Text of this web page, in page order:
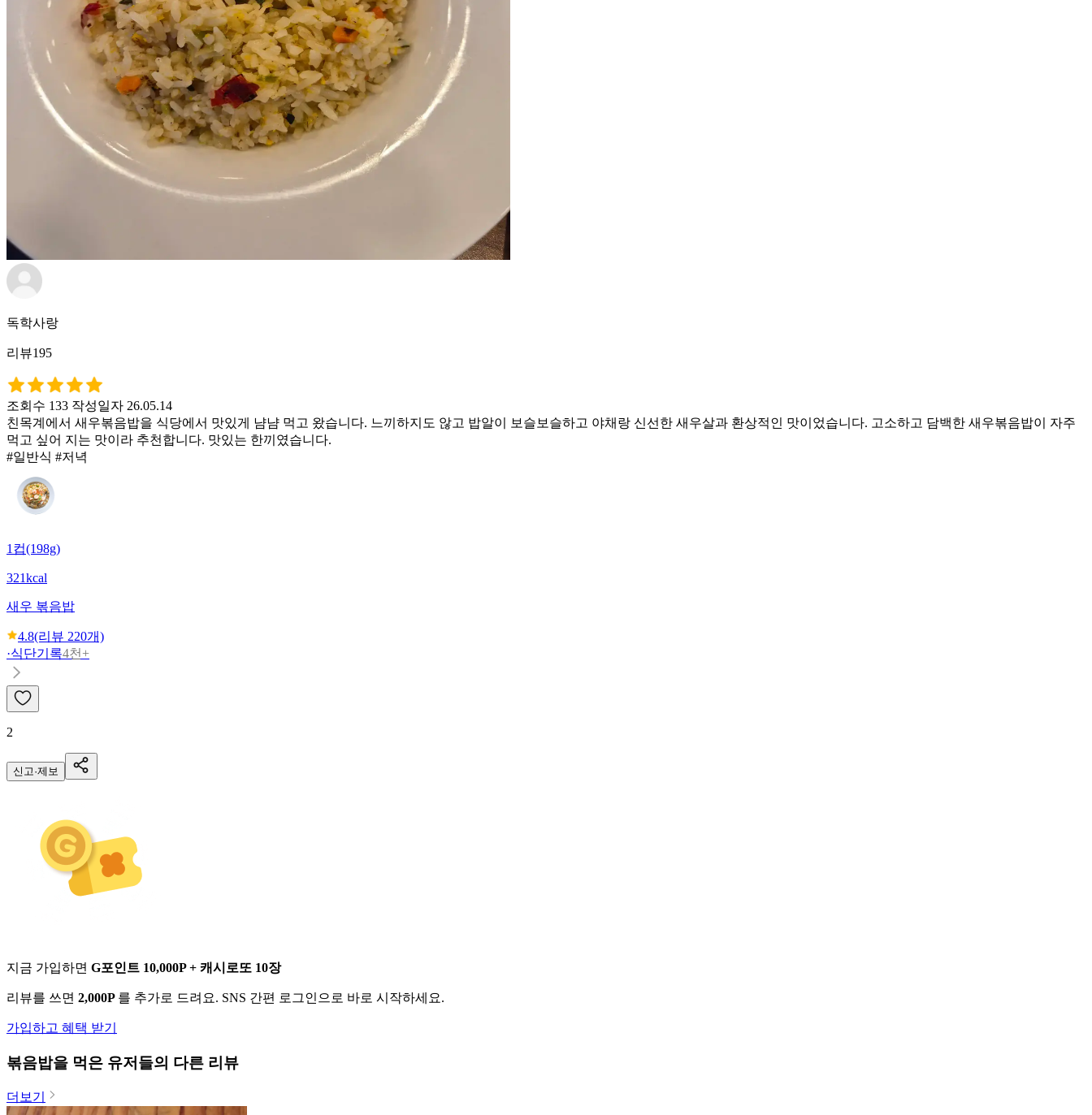
독학사랑
리뷰195
조회수 133 작성일자 26.05.14
친목계에서 새우볶음밥을 식당에서 맛있게 냠냠 먹고 왔습니다. 느끼하지도 않고 밥알이 보슬보슬하고 야채랑 신선한 새우살과 환상적인 맛이었습니다. 고소하고 담백한 새우볶음밥이 자주
먹고 싶어 지는 맛이라 추천합니다. 맛있는 한끼였습니다.
#일반식 #저녁
1컵(198g)
321kcal
새우 볶음밥
4.8(리뷰 220개)
·식단기록4천+
2
신고·제보
지금 가입하면 G포인트 10,000P + 캐시로또 10장
리뷰를 쓰면 2,000P 를 추가로 드려요. SNS 간편 로그인으로 바로 시작하세요.
가입하고 혜택 받기
볶음밥을 먹은 유저들의 다른 리뷰
더보기